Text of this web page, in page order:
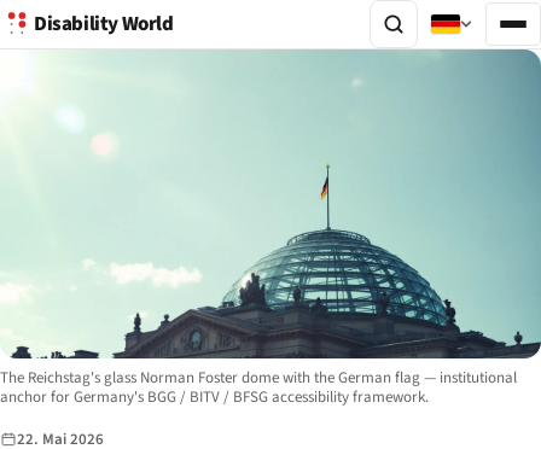
Disability World
Image description:
The Reichstag's glass Norman Foster dome with the German flag — institutional
anchor for Germany's BGG / BITV / BFSG accessibility framework.
22. Mai 2026